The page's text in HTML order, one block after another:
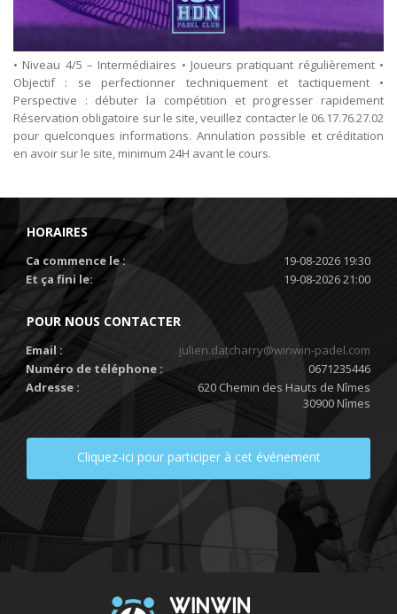
• Niveau 4/5 – Intermédiaires • Joueurs pratiquant régulièrement •
Objectif : se perfectionner techniquement et tactiquement •
Perspective : débuter la compétition et progresser rapidement
Réservation obligatoire sur le site, veuillez contacter le 06.17.76.27.02
pour quelconques informations. Annulation possible et créditation
en avoir sur le site, minimum 24H avant le cours.
HORAIRES
Ca commence le :
19-08-2026 19:30
Et ça fini le:
19-08-2026 21:00
POUR NOUS CONTACTER
Email :
julien.datcharry@winwin-padel.com
Numéro de téléphone :
0671235446
Adresse :
620 Chemin des Hauts de Nîmes
30900 Nîmes
Cliquez-ici pour participer à cet événement